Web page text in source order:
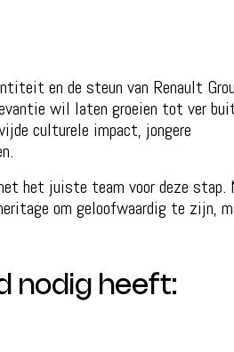
en de steun van Renault
wil laten groeien tot ver
culturele impact, jongere
het juiste team voor deze stap.
om geloofwaardig te zijn,
nodig heeft: